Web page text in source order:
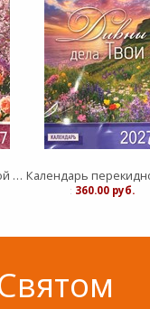
Календарь перекидной "Вдохновение" Семейное счастье 25Х35
: 360.00 руб.